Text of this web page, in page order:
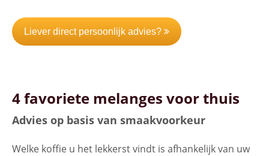
Liever direct persoonlijk advies?
4 favoriete melanges voor thuis
Advies op basis van smaakvoorkeur
Welke koffie u het lekkerst vindt is afhankelijk van uw